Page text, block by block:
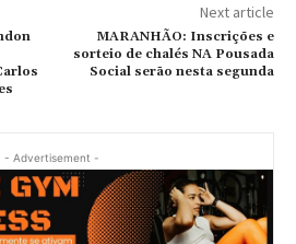
Next article
MARANHÃO: Inscrições e
sorteio de chalés NA Pousada
Social serão nesta segunda
- Advertisement -